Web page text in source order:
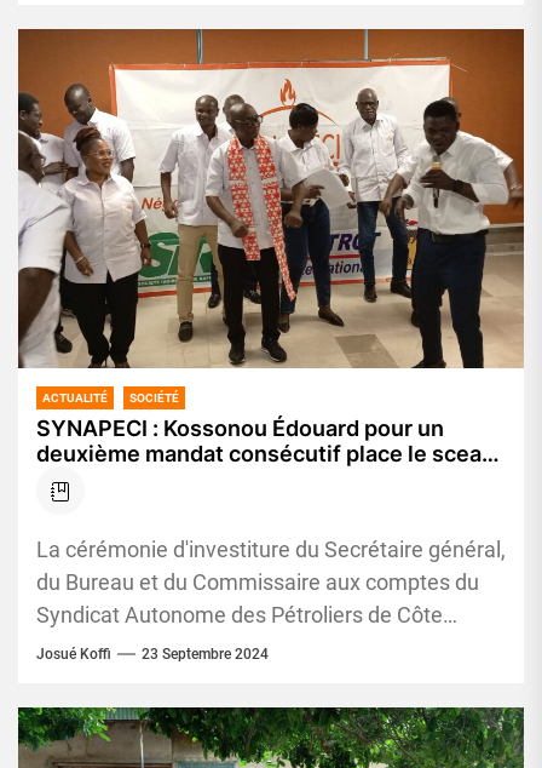
ACTUALITÉ SOCIÉTÉ
SYNAPECI : Kossonou Édouard pour un
deuxième mandat consécutif place le sceau
de sa mandature sur la solidarité, la
transparence et le renforcement du dialogue
La cérémonie d'investiture du Secrétaire général,
du Bureau et du Commissaire aux comptes du
Syndicat Autonome des Pétroliers de Côte
d'Ivoire s'est tenue avec succès,...
Josué Koffi 23 Septembre 2024